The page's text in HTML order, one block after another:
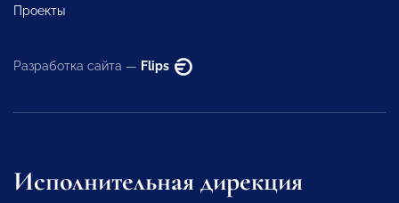
Проекты
Разработка сайта — Flips
Исполнительная дирекция